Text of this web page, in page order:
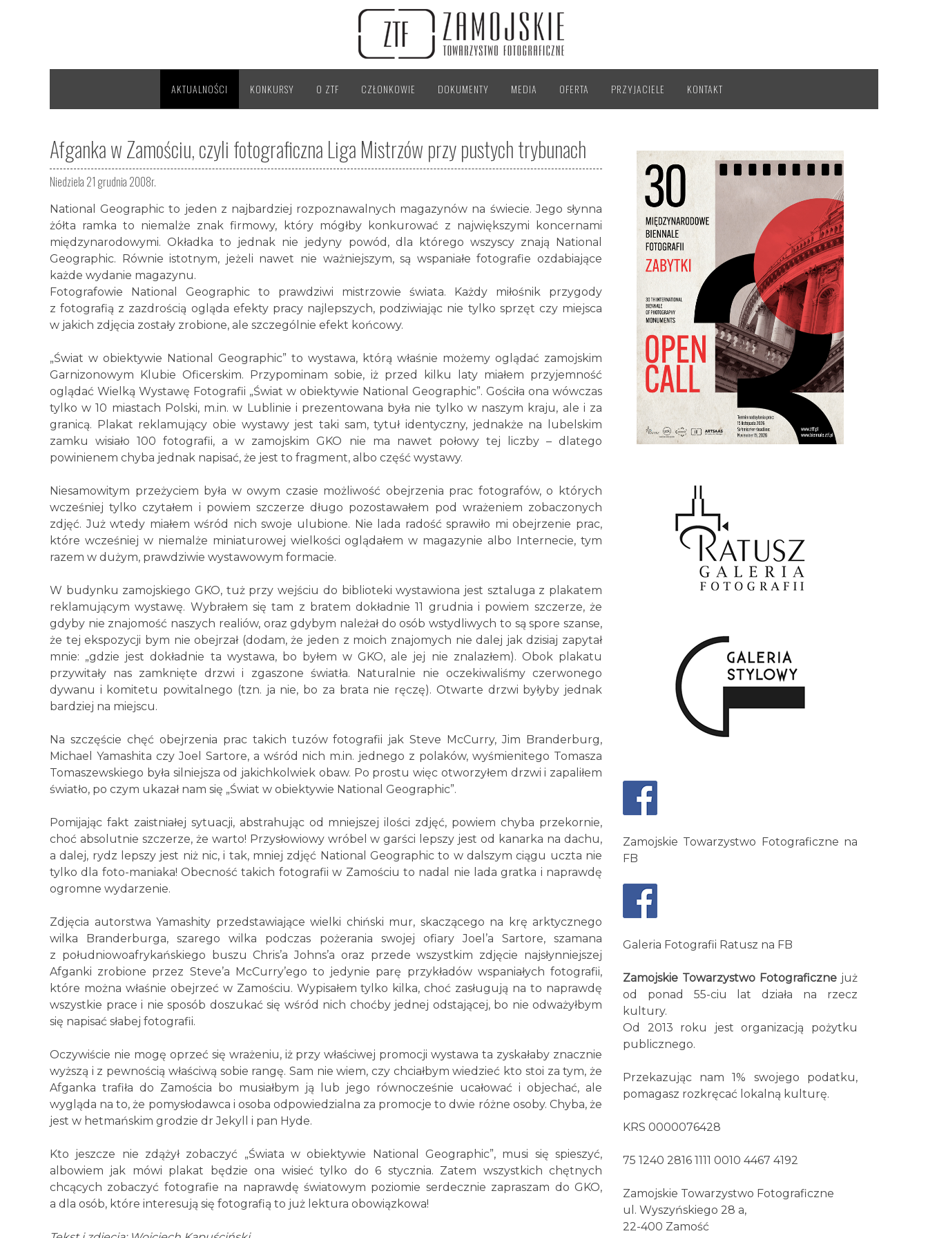
AKTUALNOŚCI KONKURSY O ZTF CZŁONKOWIE DOKUMENTY MEDIA OFERTA PRZYJACIELE KONTAKT
Afganka w Zamościu, czyli fotograficzna Liga Mistrzów przy pustych trybunach
Niedziela 21 grudnia 2008r.
National Geographic to jeden z najbardziej rozpoznawalnych magazynów na świecie. Jego słynna
żółta ramka to niemalże znak firmowy, który mógłby konkurować z największymi koncernami
międzynarodowymi. Okładka to jednak nie jedyny powód, dla którego wszyscy znają National
Geographic. Równie istotnym, jeżeli nawet nie ważniejszym, są wspaniałe fotografie ozdabiające
każde wydanie magazynu.
Fotografowie National Geographic to prawdziwi mistrzowie świata. Każdy miłośnik przygody
z fotografią z zazdrością ogląda efekty pracy najlepszych, podziwiając nie tylko sprzęt czy miejsca
w jakich zdjęcia zostały zrobione, ale szczególnie efekt końcowy.
„Świat w obiektywie National Geographic” to wystawa, którą właśnie możemy oglądać zamojskim
Garnizonowym Klubie Oficerskim. Przypominam sobie, iż przed kilku laty miałem przyjemność
oglądać Wielką Wystawę Fotografii „Świat w obiektywie National Geographic”. Gościła ona wówczas
tylko w 10 miastach Polski, m.in. w Lublinie i prezentowana była nie tylko w naszym kraju, ale i za
granicą. Plakat reklamujący obie wystawy jest taki sam, tytuł identyczny, jednakże na lubelskim
zamku wisiało 100 fotografii, a w zamojskim GKO nie ma nawet połowy tej liczby – dlatego
powinienem chyba jednak napisać, że jest to fragment, albo część wystawy.
Niesamowitym przeżyciem była w owym czasie możliwość obejrzenia prac fotografów, o których
wcześniej tylko czytałem i powiem szczerze długo pozostawałem pod wrażeniem zobaczonych
zdjęć. Już wtedy miałem wśród nich swoje ulubione. Nie lada radość sprawiło mi obejrzenie prac,
które wcześniej w niemalże miniaturowej wielkości oglądałem w magazynie albo Internecie, tym
razem w dużym, prawdziwie wystawowym formacie.
W budynku zamojskiego GKO, tuż przy wejściu do biblioteki wystawiona jest sztaluga z plakatem
reklamującym wystawę. Wybrałem się tam z bratem dokładnie 11 grudnia i powiem szczerze, że
gdyby nie znajomość naszych realiów, oraz gdybym należał do osób wstydliwych to są spore szanse,
że tej ekspozycji bym nie obejrzał (dodam, że jeden z moich znajomych nie dalej jak dzisiaj zapytał
mnie: „gdzie jest dokładnie ta wystawa, bo byłem w GKO, ale jej nie znalazłem). Obok plakatu
przywitały nas zamknięte drzwi i zgaszone światła. Naturalnie nie oczekiwaliśmy czerwonego
dywanu i komitetu powitalnego (tzn. ja nie, bo za brata nie ręczę). Otwarte drzwi byłyby jednak
bardziej na miejscu.
Na szczęście chęć obejrzenia prac takich tuzów fotografii jak Steve McCurry, Jim Branderburg,
Michael Yamashita czy Joel Sartore, a wśród nich m.in. jednego z polaków, wyśmienitego Tomasza
Tomaszewskiego była silniejsza od jakichkolwiek obaw. Po prostu więc otworzyłem drzwi i zapaliłem
światło, po czym ukazał nam się „Świat w obiektywie National Geographic”.
Pomijając fakt zaistniałej sytuacji, abstrahując od mniejszej ilości zdjęć, powiem chyba przekornie,
choć absolutnie szczerze, że warto! Przysłowiowy wróbel w garści lepszy jest od kanarka na dachu,
a dalej, rydz lepszy jest niż nic, i tak, mniej zdjęć National Geographic to w dalszym ciągu uczta nie
tylko dla foto-maniaka! Obecność takich fotografii w Zamościu to nadal nie lada gratka i naprawdę
ogromne wydarzenie.
Zdjęcia autorstwa Yamashity przedstawiające wielki chiński mur, skaczącego na krę arktycznego
wilka Branderburga, szarego wilka podczas pożerania swojej ofiary Joel’a Sartore, szamana
z południowoafrykańskiego buszu Chris’a Johns’a oraz przede wszystkim zdjęcie najsłynniejszej
Afganki zrobione przez Steve’a McCurry’ego to jedynie parę przykładów wspaniałych fotografii,
które można właśnie obejrzeć w Zamościu. Wypisałem tylko kilka, choć zasługują na to naprawdę
wszystkie prace i nie sposób doszukać się wśród nich choćby jednej odstającej, bo nie odważyłbym
się napisać słabej fotografii.
Oczywiście nie mogę oprzeć się wrażeniu, iż przy właściwej promocji wystawa ta zyskałaby znacznie
wyższą i z pewnością właściwą sobie rangę. Sam nie wiem, czy chciałbym wiedzieć kto stoi za tym, że
Afganka trafiła do Zamościa bo musiałbym ją lub jego równocześnie ucałować i objechać, ale
wygląda na to, że pomysłodawca i osoba odpowiedzialna za promocje to dwie różne osoby. Chyba, że
jest w hetmańskim grodzie dr Jekyll i pan Hyde.
Kto jeszcze nie zdążył zobaczyć „Świata w obiektywie National Geographic”, musi się spieszyć,
albowiem jak mówi plakat będzie ona wisieć tylko do 6 stycznia. Zatem wszystkich chętnych
chcących zobaczyć fotografie na naprawdę światowym poziomie serdecznie zapraszam do GKO,
a dla osób, które interesują się fotografią to już lektura obowiązkowa!
Zamojskie Towarzystwo Fotograficzne na
FB
Galeria Fotografii Ratusz na FB
Zamojskie Towarzystwo Fotograficzne już
od ponad 55-ciu lat działa na rzecz
kultury.
Od 2013 roku jest organizacją pożytku
publicznego.
Przekazując nam 1% swojego podatku,
pomagasz rozkręcać lokalną kulturę.
KRS 0000076428
75 1240 2816 1111 0010 4467 4192
Zamojskie Towarzystwo Fotograficzne
ul. Wyszyńskiego 28 a,
22-400 Zamość